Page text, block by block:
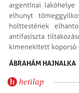
argentínai
elhunyt
holttestének
antifasiszta
kimenekített koporsó
ÁBRAHÁM HAJNALKA
hetilap